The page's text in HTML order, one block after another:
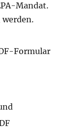
Mandat.
Formular